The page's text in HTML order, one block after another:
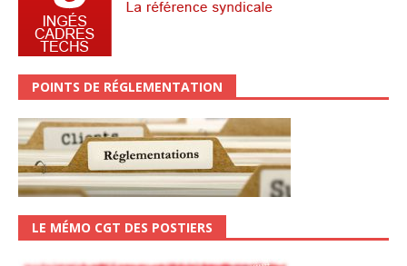
POINTS DE RÉGLEMENTATION
LE MÉMO CGT DES POSTIERS